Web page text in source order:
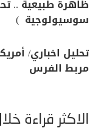
ظاهرة طبيعية ..
سوسيولوجية )
تحليل اخباري/
مربط الفرس
الأكثر قراءة